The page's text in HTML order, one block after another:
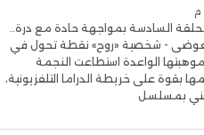
السادسة بمواجهة حادة مع درة..
- شخصية «روح» نقطة تحول في
الواعدة استطاعت النجمة
بقوة على خريطة الدراما التلفزيونية،
بمسلسل